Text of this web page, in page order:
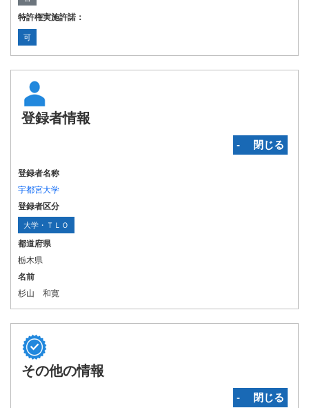
特許権実施許諾：
可
登録者情報
‐ 閉じる
登録者名称
宇都宮大学
登録者区分
大学・ＴＬＯ
都道府県
栃木県
名前
杉山 和寛
その他の情報
‐ 閉じる